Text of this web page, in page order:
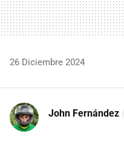
26 Diciembre 2024
John Fernández